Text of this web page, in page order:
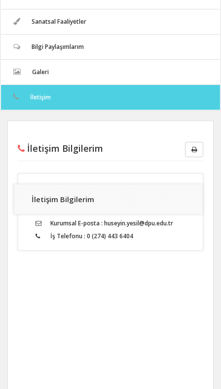
Sanatsal Faaliyetler
Bilgi Paylaşımlarım
Galeri
İletişim
İletişim Bilgilerim
İletişim Bilgilerim
Kurumsal E-posta : huseyin.yesil@dpu.edu.tr
İş Telefonu : 0 (274) 443 6404